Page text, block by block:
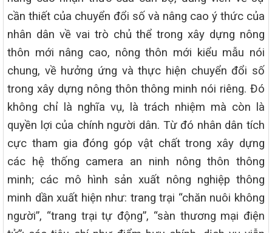
cần thiết của chuyển đổi số và nâng cao ý thức của
nhân dân về vai trò chủ thể trong xây dựng nông
thôn mới nâng cao, nông thôn mới kiểu mẫu nói
chung, về hưởng ứng và thực hiện chuyển đổi số
trong xây dựng nông thôn thông minh nói riêng. Đó
không chỉ là nghĩa vụ, là trách nhiệm mà còn là
quyền lợi của chính người dân. Từ đó nhân dân tích
cực tham gia đóng góp vật chất trong xây dựng
các hệ thống camera an ninh nông thôn thông
minh; các mô hình sản xuất nông nghiệp thông
minh dần xuất hiện như: trang trại “chăn nuôi không
người”, “trang trại tự động”, “sàn thương mại điện